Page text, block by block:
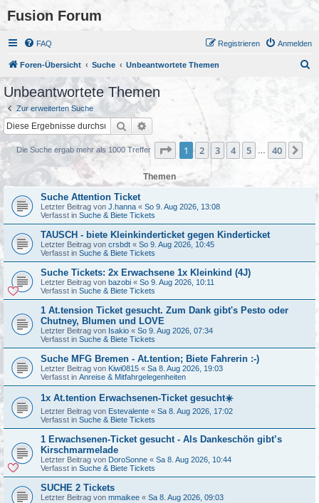
Fusion Forum
FAQ Anmelden
Registrieren
Foren-Übersicht Suche Unbeantwortete Themen
Unbeantwortete Themen
Zur erweiterten Suche
Suche Erweiterte Suche
Die Suche ergab mehr als 1000 Treffer Seite 1von 40
1 2 3 4 5 40
Themen
Suche Attention Ticket
Letzter Beitrag von J.hanna « So 9. Aug 2026, 13:08
Verfasst in Suche & Biete Tickets
TAUSCH - biete Kleinkinderticket gegen Kinderticket
Letzter Beitrag von crsbdt « So 9. Aug 2026, 10:45
Verfasst in Suche & Biete Tickets
Suche Tickets: 2x Erwachsene 1x Kleinkind (4J)
Letzter Beitrag von bazobi « So 9. Aug 2026, 10:11
Verfasst in Suche & Biete Tickets
1 At.tension Ticket gesucht. Zum Dank gibt's Pesto oder
Chutney, Blumen und LOVE
Letzter Beitrag von Isakio « So 9. Aug 2026, 07:34
Verfasst in Suche & Biete Tickets
Suche MFG Bremen - At.tention; Biete Fahrerin :-)
Letzter Beitrag von Kiwi0815 « Sa 8. Aug 2026, 19:03
Verfasst in Anreise & Mitfahrgelegenheiten
1x At.tention Erwachsenen-Ticket gesucht☀️
Letzter Beitrag von Estevalente « Sa 8. Aug 2026, 17:02
Verfasst in Suche & Biete Tickets
1 Erwachsenen-Ticket gesucht - Als Dankeschön gibt’s
Kirschmarmelade
Letzter Beitrag von DoroSonne « Sa 8. Aug 2026, 10:44
Verfasst in Suche & Biete Tickets
SUCHE 2 Tickets
Letzter Beitrag von mmaikee « Sa 8. Aug 2026, 09:03